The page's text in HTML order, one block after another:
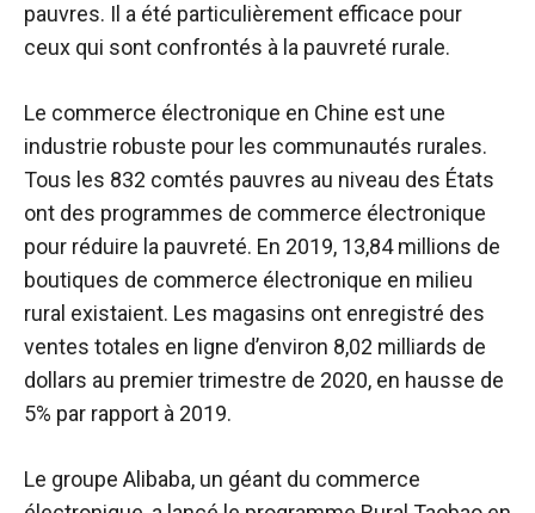
pauvres. Il a été particulièrement efficace pour
ceux qui sont confrontés à la pauvreté rurale.
Le commerce électronique en Chine est une
industrie robuste pour les communautés rurales.
Tous les 832 comtés pauvres au niveau des États
ont des programmes de commerce électronique
pour réduire la pauvreté. En 2019, 13,84 millions de
boutiques de commerce électronique en milieu
rural existaient. Les magasins ont enregistré des
ventes totales en ligne d’environ 8,02 milliards de
dollars au premier trimestre de 2020, en hausse de
5% par rapport à 2019.
Le groupe Alibaba, un géant du commerce